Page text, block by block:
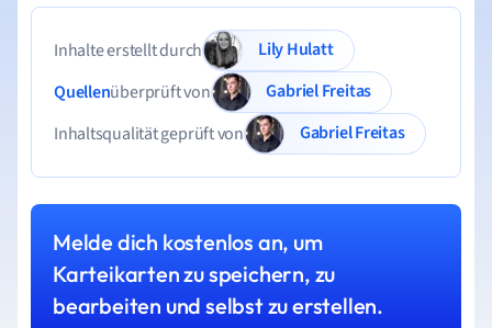
Inhalte erstellt durch
Lily Hulatt
Quellenüberprüft von
Gabriel Freitas
Inhaltsqualität geprüft von
Gabriel Freitas
Melde dich kostenlos an, um
Karteikarten zu speichern, zu
bearbeiten und selbst zu erstellen.